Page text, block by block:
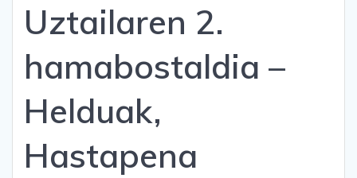
Uztailaren 2.
hamabostaldia –
Helduak,
Hastapena